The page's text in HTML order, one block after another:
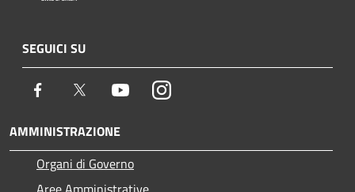
SEGUICI SU
Facebook Twitter YoutubeInstagram
AMMINISTRAZIONE
Organi di Governo